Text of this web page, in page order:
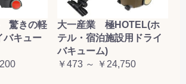
驚きの軽
バキュー
大一産業 極HOTEL(ホ
テル・宿泊施設用ドライ
バキューム)
￥473 ～ ￥24,750